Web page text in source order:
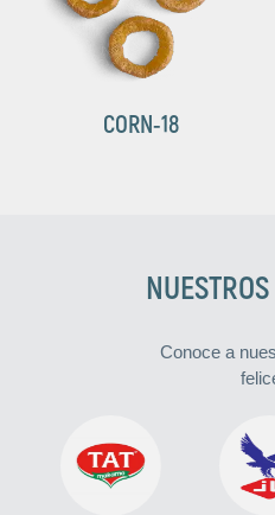
CORN-18
Conoce a